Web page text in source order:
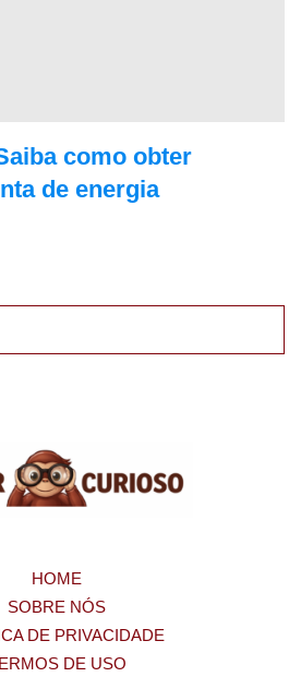
como obter
de energia
HOME
SOBRE NÓS
DE PRIVACIDADE
DE USO